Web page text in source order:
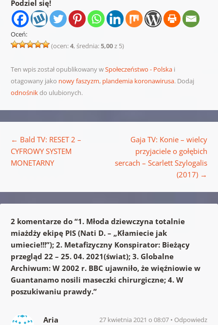
Podziel się!
Oceń:
(ocen:4, średnia:5,00z 5)
Ten wpis został opublikowany wSpołeczeństwo - Polskai
otagowany jako nowy faszyzm, plandemia koronawirusa. Dodaj
odnośnikdo ulubionych.
← Bald TV: RESET 2 –
CYFROWY SYSTEM
MONETARNY
Gaja TV: Konie – wielcy
przyjaciele o gołębich
sercach – Scarlett Szylogalis
(2017) →
2 komentarze do “1. Młoda dziewczyna totalnie
miażdży ekipę PIS (Nati D. – „Kłamiecie jak
umiecie!!!”); 2. Metafizyczny Konspirator: Bieżący
przegląd 22 – 25. 04. 2021(świat); 3. Globalne
Archiwum: W 2002 r. BBC ujawniło, że więźniowie w
Guantanamo nosili maseczki chirurgiczne; 4. W
poszukiwaniu prawdy.”
Aria 27 kwietnia 2021 o 08:07 Odpowiedz